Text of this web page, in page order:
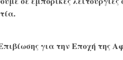
για την Εποχή της